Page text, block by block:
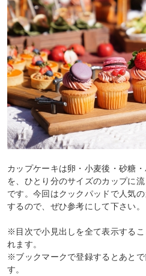
カップケーキは卵・小麦後・砂糖
を、ひとり分のサイズのカップに
です。今回はクックパッドで人気
するので、ぜひ参考にして下さい。
※目次で小見出しを全て表示する
れます。
※ブックマークで登録するとあと
す。